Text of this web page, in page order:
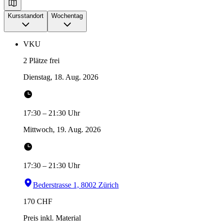
Kursstandort Wochentag
VKU
2 Plätze frei
Dienstag, 18. Aug. 2026
17:30 – 21:30 Uhr
Mittwoch, 19. Aug. 2026
17:30 – 21:30 Uhr
Bederstrasse 1, 8002 Zürich
170 CHF
Preis inkl. Material